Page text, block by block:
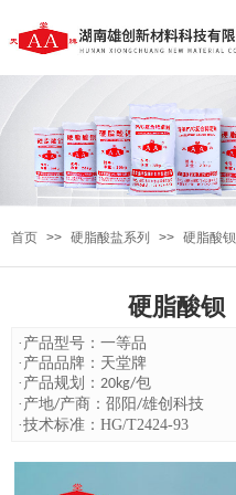
首页 >> 硬脂酸盐系列 >> 硬脂酸钡
硬脂酸钡
·产品型号：一等品
· 产品品牌：天堂牌
· 产品规划： 20kg/包
· 产地/产商：邵阳/雄创科技
·技术标准：HG/T2424-93